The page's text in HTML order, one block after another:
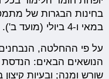
במאי ו-4 ביולי (מועד ב').
על פי ההחלטה,
הנושאים הבאים: הנדסת